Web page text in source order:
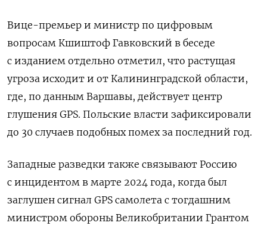
Вице-премьер и министр по цифровым
вопросам Кшиштоф Гавковский в беседе
с изданием отдельно отметил, что растущая
угроза исходит и от Калининградской области,
где, по данным Варшавы, действует центр
глушения GPS. Польские власти зафиксировали
до 30 случаев подобных помех за последний год.
Западные разведки также связывают Россию
с инцидентом в марте 2024 года, когда был
заглушен сигнал GPS самолета с тогдашним
министром обороны Великобритании Грантом